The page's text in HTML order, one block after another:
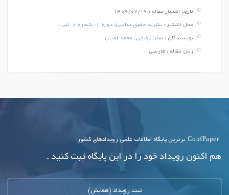
تاریخ انتشار مقاله : 1404/07/16
محل انتشار : نشریه حقوق سایبری دوره 1، شماره 2، تیر...
نویسندگان : سارا رضایی, محمد امینی
زبان مقاله : فارسی
ConfPaper برترین پایگاه اطلاعات علمی رویدادهای کشور
هم اکنون رویداد خود را در این پایگاه ثبت کنید .
ثبت رویداد (همایش)